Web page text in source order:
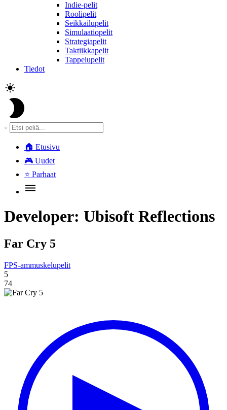
Indie-pelit
Roolipelit
Seikkailupelit
Simulaatiopelit
Strategiapelit
Taktiikkapelit
Tappelupelit
Tiedot
🏠 Etusivu
🎮 Uudet
⭐ Parhaat
Developer: Ubisoft Reflections
Far Cry 5
FPS-ammuskelupelit
5
74